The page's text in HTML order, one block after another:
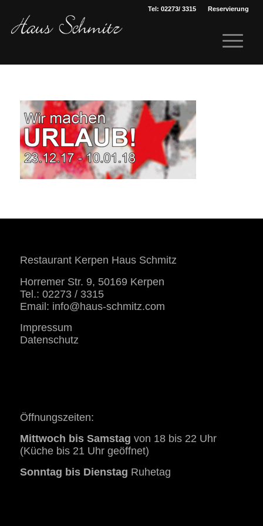
Reservierung
Tel: 02273/ 3315
Restaurant Kerpen Haus Schmitz
Horremer Str. 9, 50169 Kerpen
Tel.: 02273 / 3315
Email: info@haus-schmitz.com
Impressum
Datenschutz
Öffnungszeiten:
Mittwoch bis Samstag von 18 bis 22 Uhr
(Küche bis 21 Uhr geöffnet)
Sonntag bis Dienstag Ruhetag